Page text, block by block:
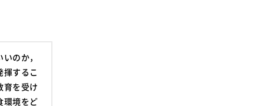
のか，
揮するこ
育を受け
環境をど